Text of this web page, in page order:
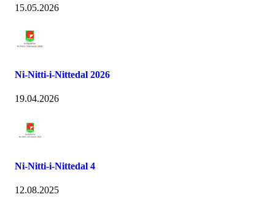
15.05.2026
Ni-Nitti-i-Nittedal 2026
19.04.2026
Ni-Nitti-i-Nittedal 4
12.08.2025